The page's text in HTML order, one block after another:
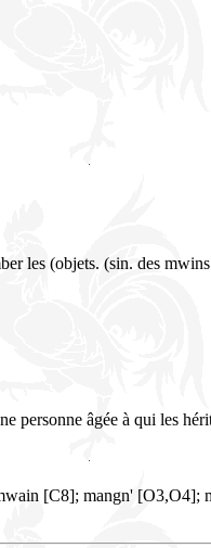
les (objets. (sin. des mwins
personne âgée à qui les
[C8]; mangn' [O3,O4];